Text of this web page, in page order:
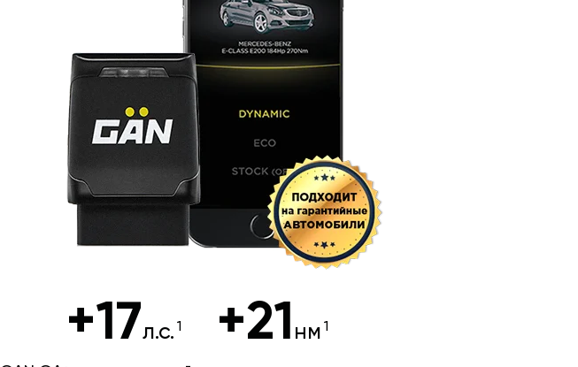
+17л.с. +21 нм